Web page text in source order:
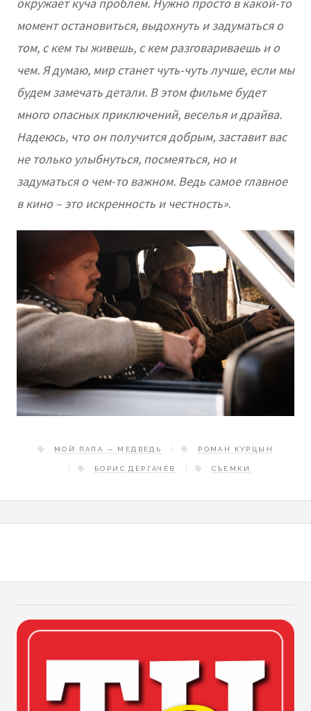
окружает куча проблем. Нужно просто в какой-то
момент остановиться, выдохнуть и задуматься о
том, с кем ты живешь, с кем разговариваешь и о
чем. Я думаю, мир станет чуть-чуть лучше, если мы
будем замечать детали. В этом фильме будет
много опасных приключений, веселья и драйва.
Надеюсь, что он получится добрым, заставит вас
не только улыбнуться, посмеяться, но и
задуматься о чем-то важном. Ведь самое главное
в кино – это искренность и честность».
МОЙ ПАПА — МЕДВЕДЬ РОМАН КУРЦЫН
БОРИС ДЕРГАЧЁВ СЪЕМКИ